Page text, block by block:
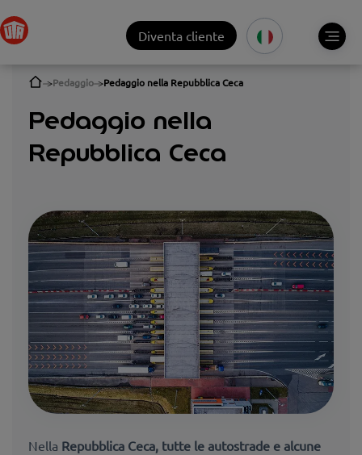
Diventa cliente
Pedaggio Pedaggio nella Repubblica Ceca
Pedaggio nella
Repubblica Ceca
Nella Repubblica Ceca, tutte le autostrade e alcune